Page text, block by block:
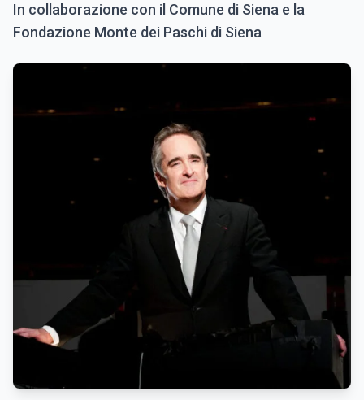
In collaborazione con il Comune di Siena e la
Fondazione Monte dei Paschi di Siena